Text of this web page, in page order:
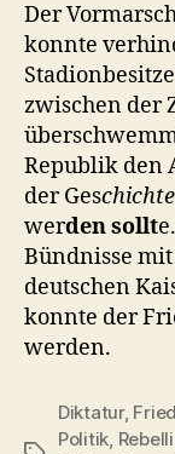
Der
konnte
zwischen der
Republik den
der Ges
werden sollt
Bündnisse
deutschen
konnte der
werden.
Diktatur,
Politik,